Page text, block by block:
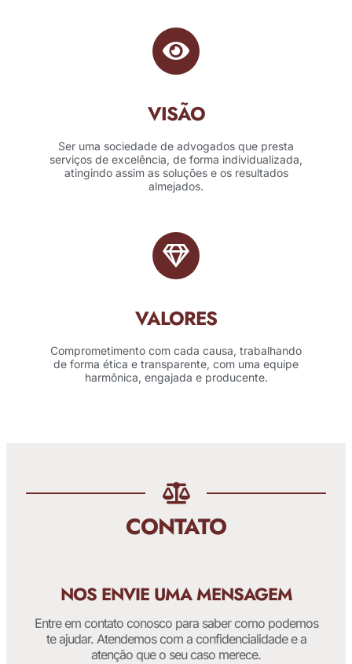
VISÃO
Ser uma sociedade de advogados que presta
serviços de excelência, de forma individualizada,
atingindo assim as soluções e os resultados
almejados.
VALORES
Comprometimento com cada causa, trabalhando
de forma ética e transparente, com uma equipe
harmônica, engajada e producente.
CONTATO
NOS ENVIE UMA MENSAGEM
Entre em contato conosco para saber como podemos
te ajudar. Atendemos com a confidencialidade e a
atenção que o seu caso merece.